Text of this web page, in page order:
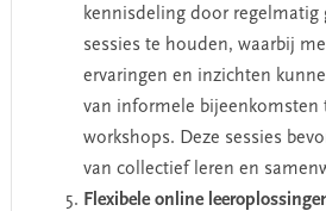
kennisdeling door regelmatig
sessies te houden, waarbij
ervaringen en inzichten
van informele bijeenkomsten
workshops. Deze sessies
van collectief leren en
Flexibele online